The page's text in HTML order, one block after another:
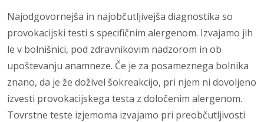
Najodgovornejša in najobčutljivejša dia­gnostika so
provokacijski testi s specifič­nim alergenom. Izvajamo jih
le v bolnišnici, pod zdravnikovim nadzorom in ob
upošte­vanju anamneze. Če je za posameznega bol­nika
znano, da je že doživel šokreakcijo, pri njem ni dovoljeno
izvesti provokacijskega testa z določenim alergenom.
Tovrstne teste izjemoma izvajamo pri preobčutljivosti